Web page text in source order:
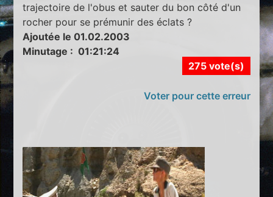
trajectoire de l'obus et sauter du bon côté d'un
rocher pour se prémunir des éclats ?
Ajoutée le 01.02.2003
Minutage : 01:21:24
275 vote(s)
Voter pour cette erreur